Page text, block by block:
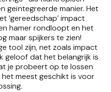
geïntegreerde manier. Het
‘gereedschap’ impact
hamer rondloopt en het
maar spijkers te zien!
tool zijn, net zoals impact
geloof dat het belangrijk is
je probeert op te lossen
meest geschikt is voor